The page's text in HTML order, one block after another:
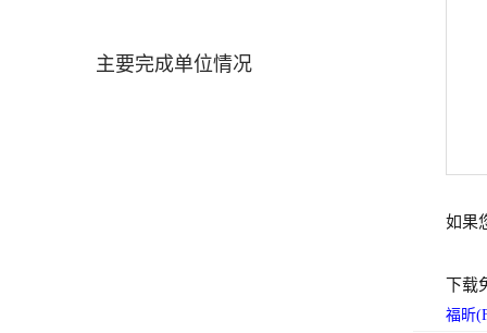
主要完成单位情况
如果
下载
福昕